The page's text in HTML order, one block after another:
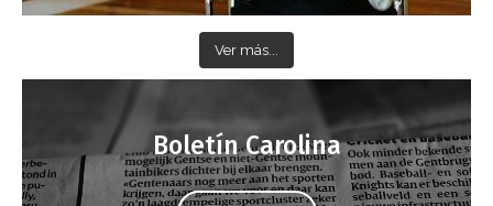
Ver más...
Boletín Carolina